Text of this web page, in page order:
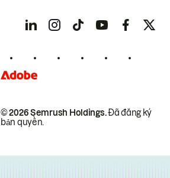
© 2026 Semrush Holdings.Đã đăng ký
bản quyền.